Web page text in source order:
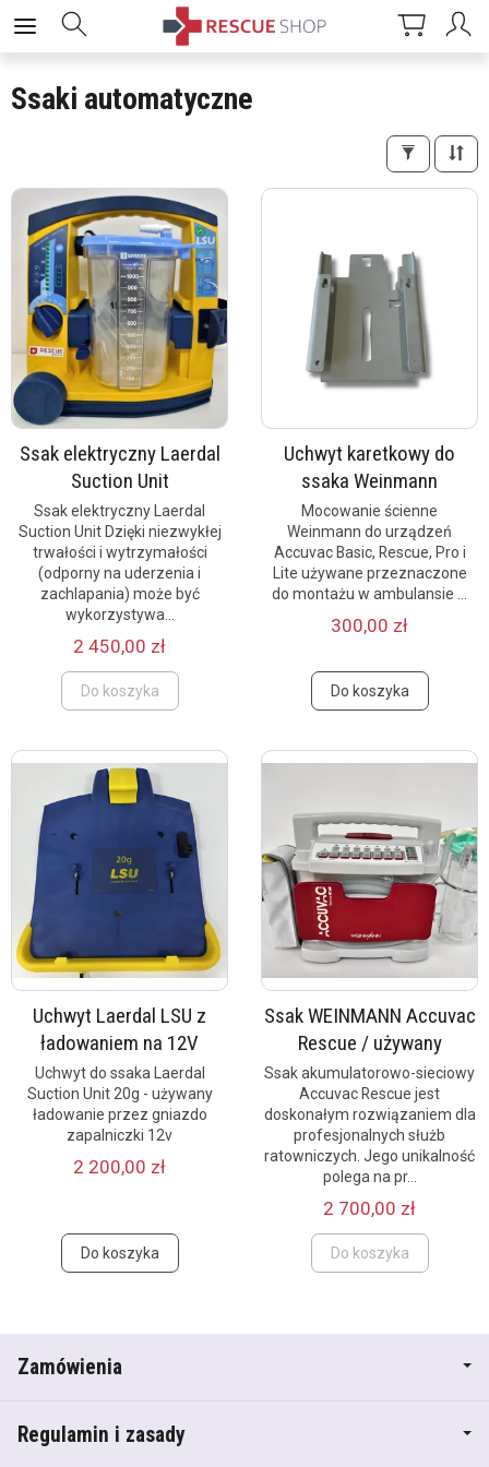
Ssaki automatyczne
Ssak elektryczny Laerdal
Suction Unit
Ssak elektryczny Laerdal
Suction Unit Dzięki niezwykłej
trwałości i wytrzymałości
(odporny na uderzenia i
zachlapania) może być
wykorzystywa...
2 450,00 zł
Do koszyka
Uchwyt karetkowy do
ssaka Weinmann
Mocowanie ścienne
Weinmann do urządzeń
Accuvac Basic, Rescue, Pro i
Lite używane przeznaczone
do montażu w ambulansie ...
300,00 zł
Do koszyka
Uchwyt Laerdal LSU z
ładowaniem na 12V
Uchwyt do ssaka Laerdal
Suction Unit 20g - używany
ładowanie przez gniazdo
zapalniczki 12v
2 200,00 zł
Do koszyka
Ssak WEINMANN Accuvac
Rescue / używany
Ssak akumulatorowo-sieciowy
Accuvac Rescue jest
doskonałym rozwiązaniem dla
profesjonalnych służb
ratowniczych. Jego unikalność
polega na pr...
2 700,00 zł
Do koszyka
Zamówienia
Regulamin i zasady